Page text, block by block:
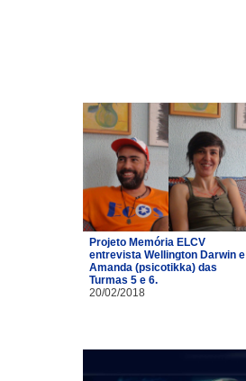
Projeto Memória ELCV
entrevista Wellington Darwin e
Amanda (psicotikka) das
Turmas 5 e 6.
20/02/2018